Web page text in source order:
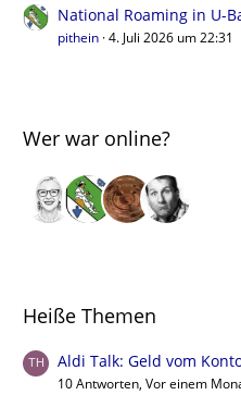
National Roaming in U-
pithein 4. Juli 2026 um 22:31
Wer war online?
Heiße Themen
Aldi Talk: Geld vom
10 Antworten, Vor einem